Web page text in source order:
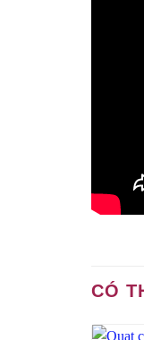
CÓ